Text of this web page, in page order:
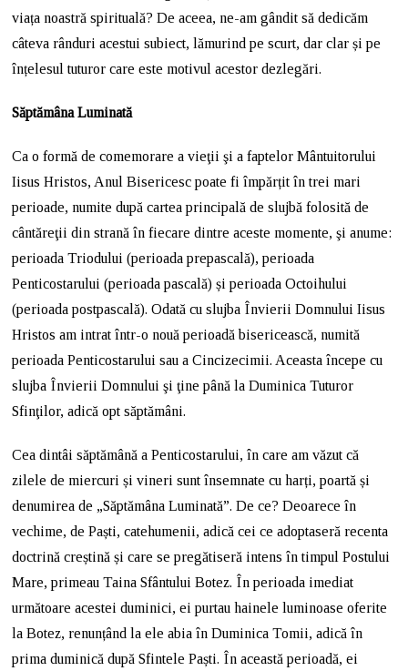
viața noastră spirituală? De aceea, ne-am gândit să dedicăm
câteva rânduri acestui subiect, lămurind pe scurt, dar clar și pe
înțelesul tuturor care este motivul acestor dezlegări.
Săptămâna Luminată
Ca o formă de comemorare a vieţii şi a faptelor Mântuitorului
Iisus Hristos, Anul Bisericesc poate fi împărțit în trei mari
perioade, numite după cartea principală de slujbă folosită de
cântăreţii din strană în fiecare dintre aceste momente, şi anume:
perioada Triodului (perioada prepascală), perioada
Penticostarului (perioada pascală) și perioada Octoihului
(perioada postpascală). Odată cu slujba Învierii Domnului Iisus
Hristos am intrat într-o nouă perioadă bisericească, numită
perioada Penticostarului sau a Cincizecimii. Aceasta începe cu
slujba Învierii Domnului şi ţine până la Duminica Tuturor
Sfinţilor, adică opt săptămâni.
Cea dintâi săptămână a Penticostarului, în care am văzut că
zilele de miercuri și vineri sunt însemnate cu harți, poartă și
denumirea de „Săptămâna Luminată”. De ce? Deoarece în
vechime, de Paști, catehumenii, adică cei ce adoptaseră recenta
doctrină creștină și care se pregătiseră intens în timpul Postului
Mare, primeau Taina Sfântului Botez. În perioada imediat
următoare acestei duminici, ei purtau hainele luminoase oferite
la Botez, renunțând la ele abia în Duminica Tomii, adică în
prima duminică după Sfintele Paști. În această perioadă, ei